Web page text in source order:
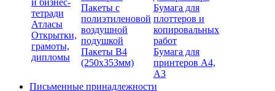
и бизнес-
тетради
Атласы
Открытки,
грамоты,
дипломы
Пакеты с
полиэтиленовой
воздушной
подушкой
Пакеты В4
(250х353мм)
Бумага для
плоттеров и
копировальных
работ
Бумага для
принтеров А4,
А3
Письменные принадлежности